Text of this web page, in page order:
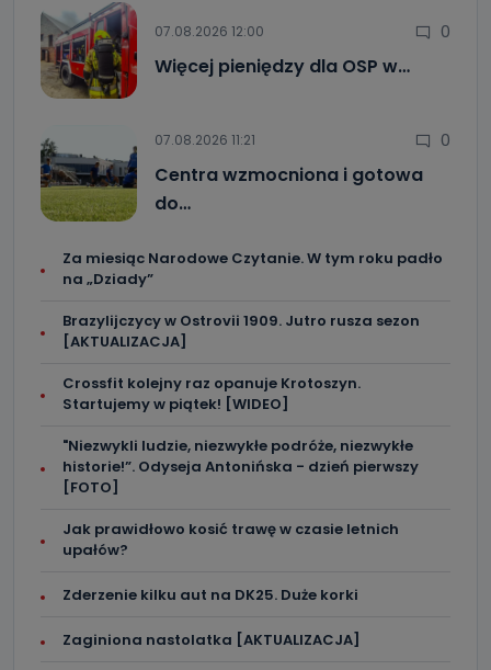
07.08.2026 12:00 0
Więcej pieniędzy dla OSP w…
07.08.2026 11:21 0
Centra wzmocniona i gotowa
do…
Za miesiąc Narodowe Czytanie. W tym roku padło
na „Dziady”
Brazylijczycy w Ostrovii 1909. Jutro rusza sezon
[AKTUALIZACJA]
Crossfit kolejny raz opanuje Krotoszyn.
Startujemy w piątek! [WIDEO]
"Niezwykli ludzie, niezwykłe podróże, niezwykłe
historie!”. Odyseja Antonińska - dzień pierwszy
[FOTO]
Jak prawidłowo kosić trawę w czasie letnich
upałów?
Zderzenie kilku aut na DK25. Duże korki
Zaginiona nastolatka [AKTUALIZACJA]